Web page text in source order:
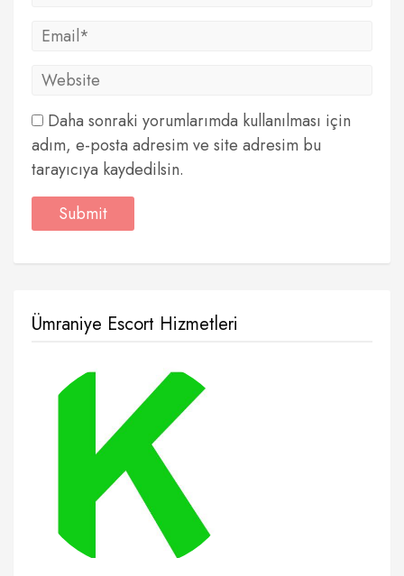
Daha sonraki yorumlarımda kullanılması için
adım, e-posta adresim ve site adresim bu
tarayıcıya kaydedilsin.
Ümraniye Escort Hizmetleri